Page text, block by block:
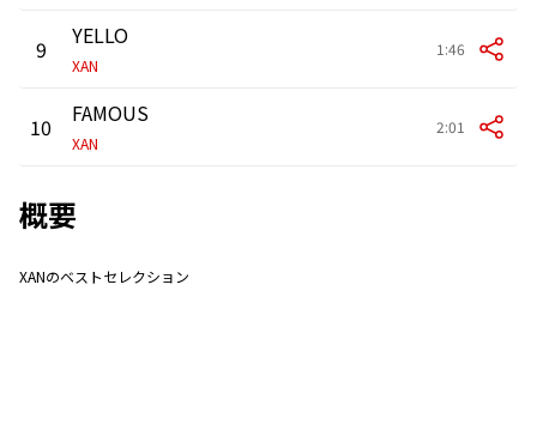
9 YELLO
XAN
1:46
10 FAMOUS
XAN
2:01
概要
XANのベストセレクション